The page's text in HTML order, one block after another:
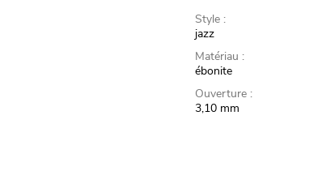
Style :
jazz
Matériau :
ébonite
Ouverture :
3,10 mm